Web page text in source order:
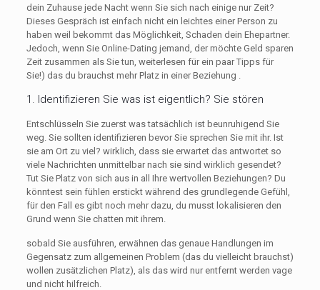
dein Zuhause jede Nacht wenn Sie sich nach einige nur Zeit?
Dieses Gespräch ist einfach nicht ein leichtes einer Person zu
haben weil bekommt das Möglichkeit, Schaden dein Ehepartner.
Jedoch, wenn Sie Online-Dating jemand, der möchte Geld sparen
Zeit zusammen als Sie tun, weiterlesen für ein paar Tipps für
Sie!) das du brauchst mehr Platz in einer Beziehung .
1. Identifizieren Sie was ist eigentlich? Sie stören
Entschlüsseln Sie zuerst was tatsächlich ist beunruhigend Sie
weg. Sie sollten identifizieren bevor Sie sprechen Sie mit ihr. Ist
sie am Ort zu viel? wirklich, dass sie erwartet das antwortet so
viele Nachrichten unmittelbar nach sie sind wirklich gesendet?
Tut Sie Platz von sich aus in all Ihre wertvollen Beziehungen? Du
könntest sein fühlen erstickt während des grundlegende Gefühl,
für den Fall es gibt noch mehr dazu, du musst lokalisieren den
Grund wenn Sie chatten mit ihrem.
sobald Sie ausführen, erwähnen das genaue Handlungen im
Gegensatz zum allgemeinen Problem (das du vielleicht brauchst)
wollen zusätzlichen Platz), als das wird nur entfernt werden vage
und nicht hilfreich.